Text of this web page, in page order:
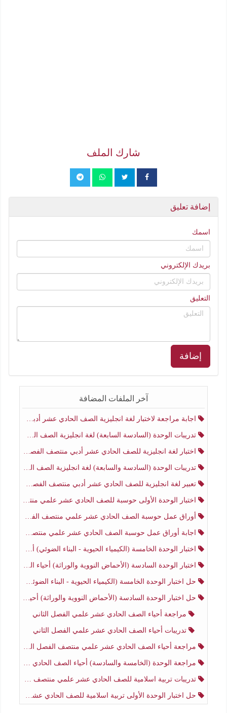
شارك الملف
إضافة تعليق
اسمك
بريدك الإلكتروني
التعليق
إضافة
آخر الملفات المضافة
اجابة مراجعة لاختبار لغة انجليزية الصف الحادي عشر أدبي منتصف الفصل الثاني
تدريبات الوحدة (السادسة السابعة) لغة انجليزية الصف الحادي عشر أدبي منتصف الفصل الثاني
اختبار لغة انجليزية للصف الحادي عشر أدبي منتصف الفصل الثاني
تدريبات الوحدة (السادسة والسابعة) لغة انجليزية الصف الحادي عشر أدبي الفصل الثاني
تعبير لغة انجليزية للصف الحادي عشر أدبي منتصف الفصل الثاني
اختبار الوحدة الأولى حوسبة للصف الحادي عشر علمي منتصف الفصل الثاني
أوراق عمل حوسبة الصف الحادي عشر علمي منتصف الفصل الثاني
اجابة أوراق عمل حوسبة الصف الحادي عشر علمي منتصف الفصل الثاني
اختبار الوحدة الخامسة (الكيمياء الحيوية - البناء الضوئي) أحياء الصف الحادي عشر علمي الفصل الثاني
اختبار الوحدة السادسة (الأحماض النووية والوراثة) أحياء الصف الحادي عشر علمي منتصف الفصل الثاني
حل اختبار الوحدة الخامسة (الكيمياء الحيوية - البناء الضوئي) أحياء الصف الحادي عشر علمي الفصل الثاني
حل اختبار الوحدة السادسة (الأحماض النووية والوراثة) أحياء الصف الحادي عشر علمي منتصف الفصل الثاني
مراجعة أحياء الصف الحادي عشر علمي الفصل الثاني
تدريبات أحياء الصف الحادي عشر علمي الفصل الثاني
مراجعة أحياء الصف الحادي عشر علمي منتصف الفصل الثاني
مراجعة الوحدة (الخامسة والسادسة) أحياء الصف الحادي عشر علمي منتصف الفصل الثاني
تدريبات تربية اسلامية للصف الحادي عشر علمي منتصف الفصل الثاني
حل اختبار الوحدة الأولى تربية اسلامية للصف الحادي عشر علمي منتصف الفصل الثاني